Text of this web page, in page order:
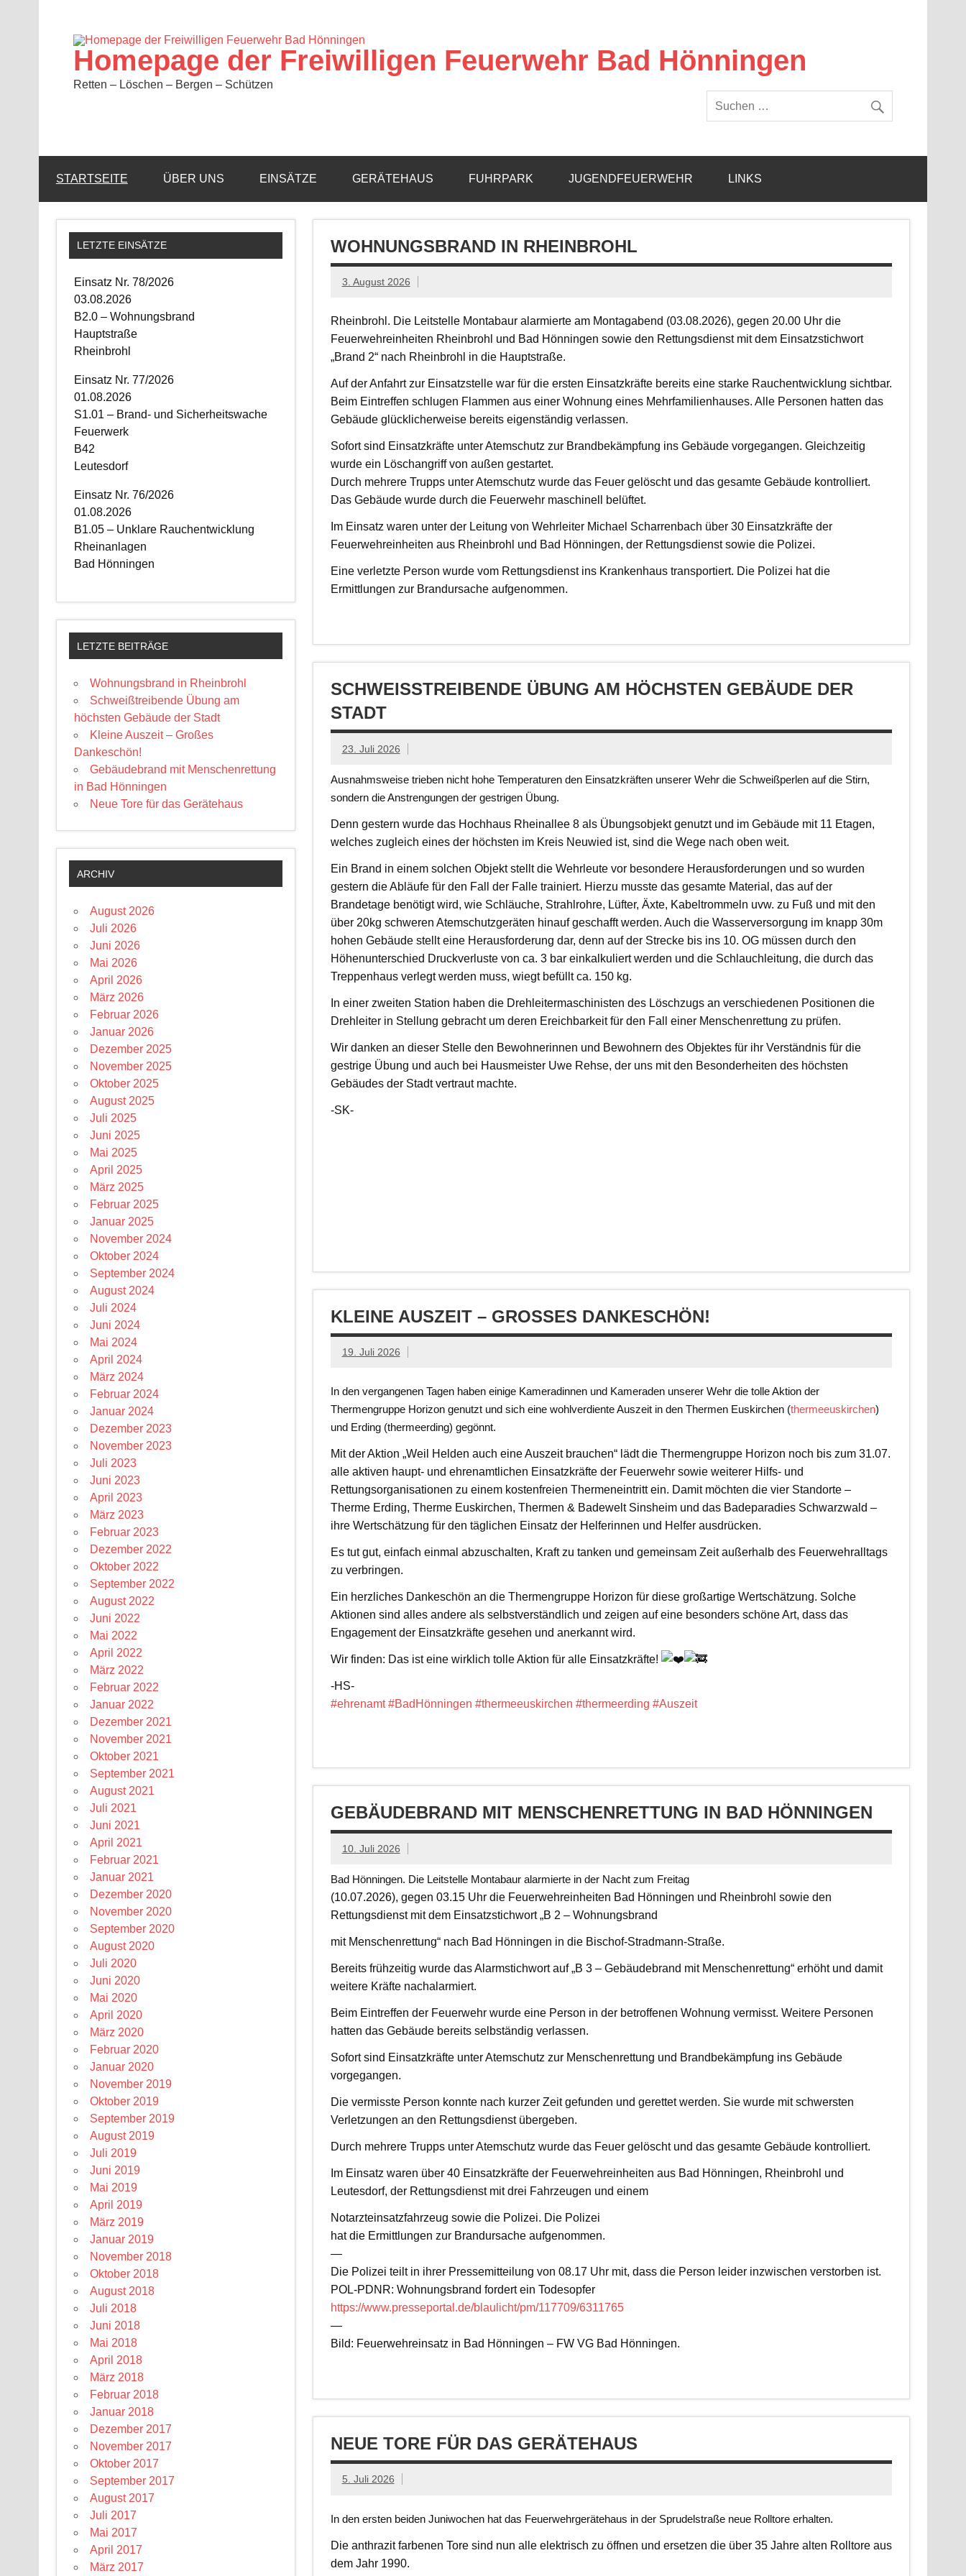
Homepage der Freiwilligen Feuerwehr Bad Hönningen
Retten – Löschen – Bergen – Schützen
STARTSEITE ÜBER UNS EINSÄTZE GERÄTEHAUS FUHRPARK JUGENDFEUERWEHR LINKS
WOHNUNGSBRAND IN RHEINBROHL
3. August 2026
Rheinbrohl. Die Leitstelle Montabaur alarmierte am Montagabend (03.08.2026), gegen 20.00 Uhr die
Feuerwehreinheiten Rheinbrohl und Bad Hönningen sowie den Rettungsdienst mit dem Einsatzstichwort
„Brand 2“ nach Rheinbrohl in die Hauptstraße.
Auf der Anfahrt zur Einsatzstelle war für die ersten Einsatzkräfte bereits eine starke Rauchentwicklung sichtbar.
Beim Eintreffen schlugen Flammen aus einer Wohnung eines Mehrfamilienhauses. Alle Personen hatten das
Gebäude glücklicherweise bereits eigenständig verlassen.
Sofort sind Einsatzkräfte unter Atemschutz zur Brandbekämpfung ins Gebäude vorgegangen. Gleichzeitig
wurde ein Löschangriff von außen gestartet.
Durch mehrere Trupps unter Atemschutz wurde das Feuer gelöscht und das gesamte Gebäude kontrolliert.
Das Gebäude wurde durch die Feuerwehr maschinell belüftet.
Im Einsatz waren unter der Leitung von Wehrleiter Michael Scharrenbach über 30 Einsatzkräfte der
Feuerwehreinheiten aus Rheinbrohl und Bad Hönningen, der Rettungsdienst sowie die Polizei.
Eine verletzte Person wurde vom Rettungsdienst ins Krankenhaus transportiert. Die Polizei hat die
Ermittlungen zur Brandursache aufgenommen.
SCHWEISSTREIBENDE ÜBUNG AM HÖCHSTEN GEBÄUDE DER S
TADT
23. Juli 2026
Ausnahmsweise trieben nicht hohe Temperaturen den Einsatzkräften unserer Wehr die Schweißperlen auf die Stirn,
sondern die Anstrengungen der gestrigen Übung.
Denn gestern wurde das Hochhaus Rheinallee 8 als Übungsobjekt genutzt und im Gebäude mit 11 Etagen,
welches zugleich eines der höchsten im Kreis Neuwied ist, sind die Wege nach oben weit.
Ein Brand in einem solchen Objekt stellt die Wehrleute vor besondere Herausforderungen und so wurden
gestern die Abläufe für den Fall der Falle trainiert. Hierzu musste das gesamte Material, das auf der
Brandetage benötigt wird, wie Schläuche, Strahlrohre, Lüfter, Äxte, Kabeltrommeln uvw. zu Fuß und mit den
über 20kg schweren Atemschutzgeräten hinauf geschafft werden. Auch die Wasserversorgung im knapp 30m
hohen Gebäude stellt eine Herausforderung dar, denn auf der Strecke bis ins 10. OG müssen durch den
Höhenunterschied Druckverluste von ca. 3 bar einkalkuliert werden und die Schlauchleitung, die durch das
Treppenhaus verlegt werden muss, wiegt befüllt ca. 150 kg.
In einer zweiten Station haben die Drehleitermaschinisten des Löschzugs an verschiedenen Positionen die
Drehleiter in Stellung gebracht um deren Ereichbarkeit für den Fall einer Menschenrettung zu prüfen.
Wir danken an dieser Stelle den Bewohnerinnen und Bewohnern des Objektes für ihr Verständnis für die
gestrige Übung und auch bei Hausmeister Uwe Rehse, der uns mit den Besonderheiten des höchsten
Gebäudes der Stadt vertraut machte.
-SK-
KLEINE AUSZEIT – GROSSES DANKESCHÖN!
19. Juli 2026
In den vergangenen Tagen haben einige Kameradinnen und Kameraden unserer Wehr die tolle Aktion der
Thermengruppe Horizon genutzt und sich eine wohlverdiente Auszeit in den Thermen Euskirchen (thermeeuskirchen)
und Erding (thermeerding) gegönnt.
Mit der Aktion „Weil Helden auch eine Auszeit brauchen“ lädt die Thermengruppe Horizon noch bis zum 31.07.
alle aktiven haupt- und ehrenamtlichen Einsatzkräfte der Feuerwehr sowie weiterer Hilfs- und
Rettungsorganisationen zu einem kostenfreien Thermeneintritt ein. Damit möchten die vier Standorte –
Therme Erding, Therme Euskirchen, Thermen & Badewelt Sinsheim und das Badeparadies Schwarzwald –
ihre Wertschätzung für den täglichen Einsatz der Helferinnen und Helfer ausdrücken.
Es tut gut, einfach einmal abzuschalten, Kraft zu tanken und gemeinsam Zeit außerhalb des Feuerwehralltags
zu verbringen.
Ein herzliches Dankeschön an die Thermengruppe Horizon für diese großartige Wertschätzung. Solche
Aktionen sind alles andere als selbstverständlich und zeigen auf eine besonders schöne Art, dass das
Engagement der Einsatzkräfte gesehen und anerkannt wird.
Wir finden: Das ist eine wirklich tolle Aktion für alle Einsatzkräfte!
-HS-
#ehrenamt #BadHönningen #thermeeuskirchen #thermeerding #Auszeit
GEBÄUDEBRAND MIT MENSCHENRETTUNG IN BAD HÖNNINGEN
10. Juli 2026
Bad Hönningen. Die Leitstelle Montabaur alarmierte in der Nacht zum Freitag
(10.07.2026), gegen 03.15 Uhr die Feuerwehreinheiten Bad Hönningen und Rheinbrohl sowie den
Rettungsdienst mit dem Einsatzstichwort „B 2 – Wohnungsbrand
mit Menschenrettung“ nach Bad Hönningen in die Bischof-Stradmann-Straße.
Bereits frühzeitig wurde das Alarmstichwort auf „B 3 – Gebäudebrand mit Menschenrettung“ erhöht und damit
weitere Kräfte nachalarmiert.
Beim Eintreffen der Feuerwehr wurde eine Person in der betroffenen Wohnung vermisst. Weitere Personen
hatten das Gebäude bereits selbständig verlassen.
Sofort sind Einsatzkräfte unter Atemschutz zur Menschenrettung und Brandbekämpfung ins Gebäude
vorgegangen.
Die vermisste Person konnte nach kurzer Zeit gefunden und gerettet werden. Sie wurde mit schwersten
Verletzungen an den Rettungsdienst übergeben.
Durch mehrere Trupps unter Atemschutz wurde das Feuer gelöscht und das gesamte Gebäude kontrolliert.
Im Einsatz waren über 40 Einsatzkräfte der Feuerwehreinheiten aus Bad Hönningen, Rheinbrohl und
Leutesdorf, der Rettungsdienst mit drei Fahrzeugen und einem
Notarzteinsatzfahrzeug sowie die Polizei. Die Polizei
hat die Ermittlungen zur Brandursache aufgenommen.
—
Die Polizei teilt in ihrer Pressemitteilung von 08.17 Uhr mit, dass die Person leider inzwischen verstorben ist.
POL-PDNR: Wohnungsbrand fordert ein Todesopfer
https://www.presseportal.de/blaulicht/pm/117709/6311765
—
Bild: Feuerwehreinsatz in Bad Hönningen – FW VG Bad Hönningen.
NEUE TORE FÜR DAS GERÄTEHAUS
5. Juli 2026
In den ersten beiden Juniwochen hat das Feuerwehrgerätehaus in der Sprudelstraße neue Rolltore erhalten.
Die anthrazit farbenen Tore sind nun alle elektrisch zu öffnen und ersetzen die über 35 Jahre alten Rolltore aus
dem Jahr 1990.
LETZTE EINSÄTZE
Einsatz Nr. 78/2026
03.08.2026
B2.0 – Wohnungsbrand
Hauptstraße
Rheinbrohl
Einsatz Nr. 77/2026
01.08.2026
S1.01 – Brand- und Sicherheitswache
Feuerwerk
B42
Leutesdorf
Einsatz Nr. 76/2026
01.08.2026
B1.05 – Unklare Rauchentwicklung
Rheinanlagen
Bad Hönningen
LETZTE BEITRÄGE
Wohnungsbrand in Rheinbrohl
Schweißtreibende Übung am
höchsten Gebäude der Stadt
Kleine Auszeit – Großes
Dankeschön!
Gebäudebrand mit Menschenrettung
in Bad Hönningen
Neue Tore für das Gerätehaus
ARCHIV
August 2026
Juli 2026
Juni 2026
Mai 2026
April 2026
März 2026
Februar 2026
Januar 2026
Dezember 2025
November 2025
Oktober 2025
August 2025
Juli 2025
Juni 2025
Mai 2025
April 2025
März 2025
Februar 2025
Januar 2025
November 2024
Oktober 2024
September 2024
August 2024
Juli 2024
Juni 2024
Mai 2024
April 2024
März 2024
Februar 2024
Januar 2024
Dezember 2023
November 2023
Juli 2023
Juni 2023
April 2023
März 2023
Februar 2023
Dezember 2022
Oktober 2022
September 2022
August 2022
Juni 2022
Mai 2022
April 2022
März 2022
Februar 2022
Januar 2022
Dezember 2021
November 2021
Oktober 2021
September 2021
August 2021
Juli 2021
Juni 2021
April 2021
Februar 2021
Januar 2021
Dezember 2020
November 2020
September 2020
August 2020
Juli 2020
Juni 2020
Mai 2020
April 2020
März 2020
Februar 2020
Januar 2020
November 2019
Oktober 2019
September 2019
August 2019
Juli 2019
Juni 2019
Mai 2019
April 2019
März 2019
Januar 2019
November 2018
Oktober 2018
August 2018
Juli 2018
Juni 2018
Mai 2018
April 2018
März 2018
Februar 2018
Januar 2018
Dezember 2017
November 2017
Oktober 2017
September 2017
August 2017
Juli 2017
Mai 2017
April 2017
März 2017